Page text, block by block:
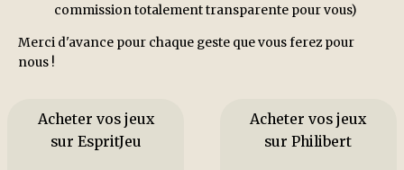
commission totalement transparente pour vous)
Merci d'avance pour chaque geste que vous ferez pour
nous !
Acheter vos jeux
sur EspritJeu
Acheter vos jeux
sur Philibert